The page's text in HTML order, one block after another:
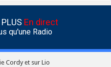
En direct
qu'une Radio
Cordy et sur Lio